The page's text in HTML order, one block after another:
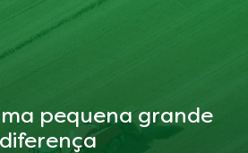
pequena grande
diferença